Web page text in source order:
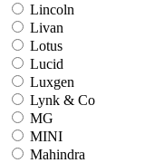
Lincoln
Livan
Lotus
Lucid
Luxgen
Lynk & Co
MG
MINI
Mahindra